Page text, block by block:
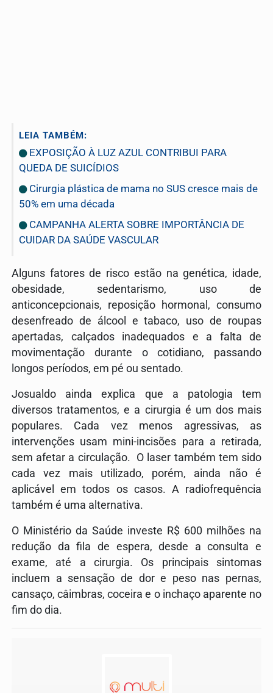
LEIA TAMBÉM:
EXPOSIÇÃO À LUZ AZUL CONTRIBUI PARA
QUEDA DE SUICÍDIOS
Cirurgia plástica de mama no SUS cresce mais de
50% em uma década
CAMPANHA ALERTA SOBRE IMPORTÂNCIA DE
CUIDAR DA SAÚDE VASCULAR
Alguns fatores de risco estão na genética, idade,
obesidade, sedentarismo, uso de
anticoncepcionais, reposição hormonal, consumo
desenfreado de álcool e tabaco, uso de roupas
apertadas, calçados inadequados e a falta de
movimentação durante o cotidiano, passando
longos períodos, em pé ou sentado.
Josualdo ainda explica que a patologia tem
diversos tratamentos, e a cirurgia é um dos mais
populares. Cada vez menos agressivas, as
intervenções usam mini-incisões para a retirada,
sem afetar a circulação. O laser também tem sido
cada vez mais utilizado, porém, ainda não é
aplicável em todos os casos. A radiofrequência
também é uma alternativa.
O Ministério da Saúde investe R$ 600 milhões na
redução da fila de espera, desde a consulta e
exame, até a cirurgia. Os principais sintomas
incluem a sensação de dor e peso nas pernas,
cansaço, câimbras, coceira e o inchaço aparente no
fim do dia.